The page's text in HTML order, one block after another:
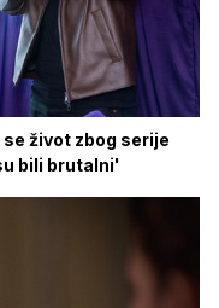
život zbog serije
bili brutalni'